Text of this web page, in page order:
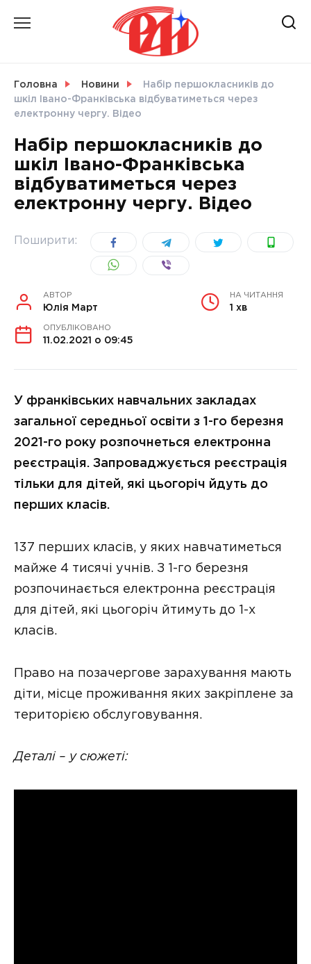
СВІТ
УКРАЇНА
Головна Новини
Набір першокласників до
шкіл Івано-Франківська відбуватиметься через
електронну чергу. Відео
Набір першокласників до
шкіл Івано-Франківська
відбуватиметься через
електронну чергу. Відео
Поширити:
АВТОР
Юлія Март
НА ЧИТАННЯ
1 хв
ОПУБЛІКОВАНО
11.02.2021 о 09:45
У франківських навчальних закладах
загальної середньої освіти з 1-го березня
2021-го року розпочнеться електронна
реєстрація. Запроваджується реєстрація
тільки для дітей, які цьогоріч йдуть до
перших класів.
137 перших класів, у яких навчатиметься
майже 4 тисячі учнів. З 1-го березня
розпочинається електронна реєстрація
для дітей, які цьогоріч йтимуть до 1-х
класів.
Право на позачергове зарахування мають
діти, місце проживання яких закріплене за
територією обслуговування.
Деталі – у сюжеті: